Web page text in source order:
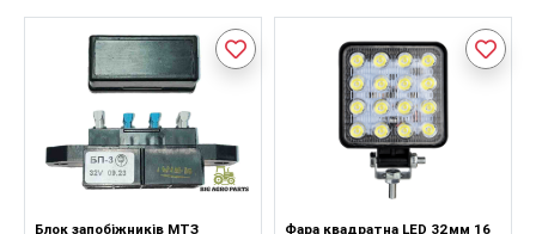
Блок запобіжників МТЗ
Фара квадратна LED 32мм 16